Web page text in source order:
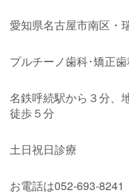
愛知県名古屋市南区・
プルチーノ歯科･矯正
名鉄呼続駅から３分、
徒歩５分
土日祝日診療
お電話は052-693-8241